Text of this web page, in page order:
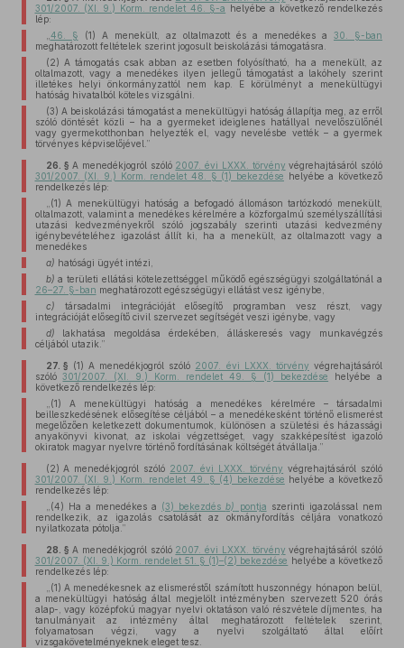
301/2007. (XI. 9.) Korm. rendelet 46. §-a helyébe a következő rendelkezés
lép:
46. § (1) A menekült, az oltalmazott és a menedékes a 30. §-ban
meghatározott feltételek szerint jogosult beiskolázási támogatásra.
(2) A támogatás csak abban az esetben folyósítható, ha a menekült, az
oltalmazott, vagy a menedékes ilyen jellegű támogatást a lakóhely szerint
illetékes helyi önkormányzattól nem kap. E körülményt a menekültügyi
hatóság hivatalból köteles vizsgálni.
(3) A beiskolázási támogatást a menekültügyi hatóság állapítja meg, az erről
szóló döntését közli – ha a gyermeket ideiglenes hatállyal nevelőszülőnél
vagy gyermekotthonban helyezték el, vagy nevelésbe vették – a gyermek
törvényes képviselőjével.”
26. § A menedékjogról szóló 2007. évi LXXX. törvény végrehajtásáról szóló
301/2007. (XI. 9.) Korm. rendelet 48. § (1) bekezdése helyébe a következő
rendelkezés lép:
„(1) A menekültügyi hatóság a befogadó állomáson tartózkodó menekült,
oltalmazott, valamint a menedékes kérelmére a közforgalmú személyszállítási
utazási kedvezményekről szóló jogszabály szerinti utazási kedvezmény
igénybevételéhez igazolást állít ki, ha a menekült, az oltalmazott vagy a
menedékes
a) hatósági ügyét intézi,
b) a területi ellátási kötelezettséggel működő egészségügyi szolgáltatónál a
26–27. §-ban meghatározott egészségügyi ellátást vesz igénybe,
c) társadalmi integrációját elősegítő programban vesz részt, vagy
integrációját elősegítő civil szervezet segítségét veszi igénybe, vagy
d) lakhatása megoldása érdekében, álláskeresés vagy munkavégzés
céljából utazik.”
27. § (1) A menedékjogról szóló 2007. évi LXXX. törvény végrehajtásáról
szóló301/2007. (XI. 9.) Korm. rendelet 49. § (1) bekezdése helyébe a
következő rendelkezés lép:
„(1) A menekültügyi hatóság a menedékes kérelmére – társadalmi
beilleszkedésének elősegítése céljából – a menedékesként történő elismerést
megelőzően keletkezett dokumentumok, különösen a születési és házassági
anyakönyvi kivonat, az iskolai végzettséget, vagy szakképesítést igazoló
okiratok magyar nyelvre történő fordításának költségét átvállalja.”
(2) A menedékjogról szóló 2007. évi LXXX. törvény végrehajtásáról szóló
301/2007. (XI. 9.) Korm. rendelet 49. § (4) bekezdése helyébe a következő
rendelkezés lép:
„(4) Ha a menedékes a (3) bekezdésb) pontja szerinti igazolással nem
rendelkezik, az igazolás csatolását az okmányfordítás céljára vonatkozó
nyilatkozata pótolja.”
28. § A menedékjogról szóló 2007. évi LXXX. törvény végrehajtásáról szóló
301/2007. (XI. 9.) Korm. rendelet 51. § (1)–(2) bekezdése helyébe a következő
rendelkezés lép:
„(1) A menedékesnek az elismeréstől számított huszonnégy hónapon belül,
a menekültügyi hatóság által megjelölt intézményben szervezett 520 órás
alap-, vagy középfokú magyar nyelvi oktatáson való részvétele díjmentes, ha
tanulmányait az intézmény által meghatározott feltételek szerint,
folyamatosan végzi, vagy a nyelvi szolgáltató által előírt
vizsgakövetelményeknek eleget tesz.